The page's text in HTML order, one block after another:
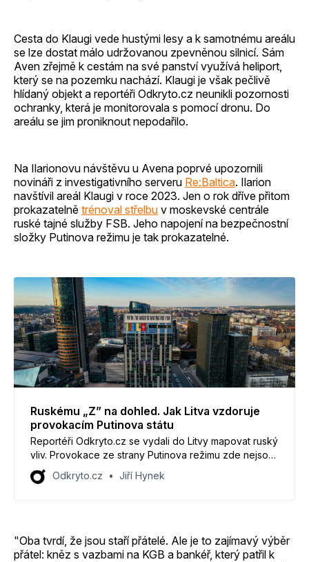
Cesta do Klaugi vede hustými lesy a k samotnému areálu
se lze dostat málo udržovanou zpevněnou silnicí. Sám
Aven zřejmě k cestám na své panství využívá heliport,
který se na pozemku nachází. Klaugi je však pečlivě
hlídaný objekt a reportéři Odkryto.cz neunikli pozornosti
ochranky, která je monitorovala s pomocí dronu. Do
areálu se jim proniknout nepodařilo.
Na Ilarionovu návštěvu u Avena poprvé upozornili
novináři z investigativního serveru Re:Baltica. Ilarion
navštívil areál Klaugi v roce 2023. Jen o rok dříve přitom
prokazatelně trénoval střelbu v moskevské centrále
ruské tajné služby FSB. Jeho napojení na bezpečnostní
složky Putinova režimu je tak prokazatelné.
Ruskému „Z” na dohled. Jak Litva vzdoruje
provokacím Putinova státu
Reportéři Odkryto.cz se vydali do Litvy mapovat ruský
vliv. Provokace ze strany Putinova režimu zde nejsou
ničím výjimečným. Z Kaliningradu míří na Litvu z fasády
jednoho z domů velké Z, které je symbolem agrese
Odkryto.cz Jiří Hynek
"Oba tvrdí, že jsou staří přátelé. Ale je to zajímavý výběr
přátel: kněz s vazbami na KGB a bankéř, který patřil k